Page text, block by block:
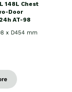
148L Chest
Door
AT-98
x D454 mm